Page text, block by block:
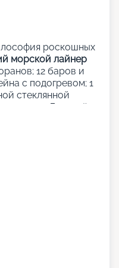
роскошных
морской лайнер
12 баров и
с подогревом; 1
стеклянной
джакузи; Детский
Explora Journeys
мировой
Независимо
— в одном из